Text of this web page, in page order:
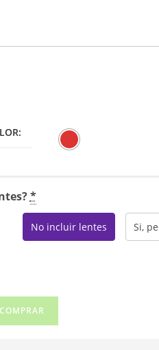
*
No incluir lentes Si,
COMPRAR